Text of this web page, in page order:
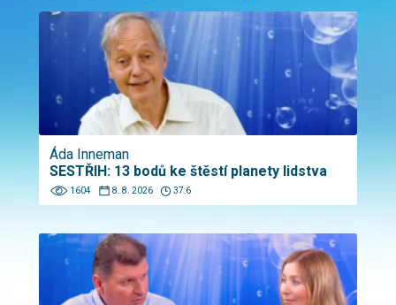
Áda Inneman
SESTŘIH: 13 bodů ke štěstí planety lidstva
1604 8. 8. 2026 37:6